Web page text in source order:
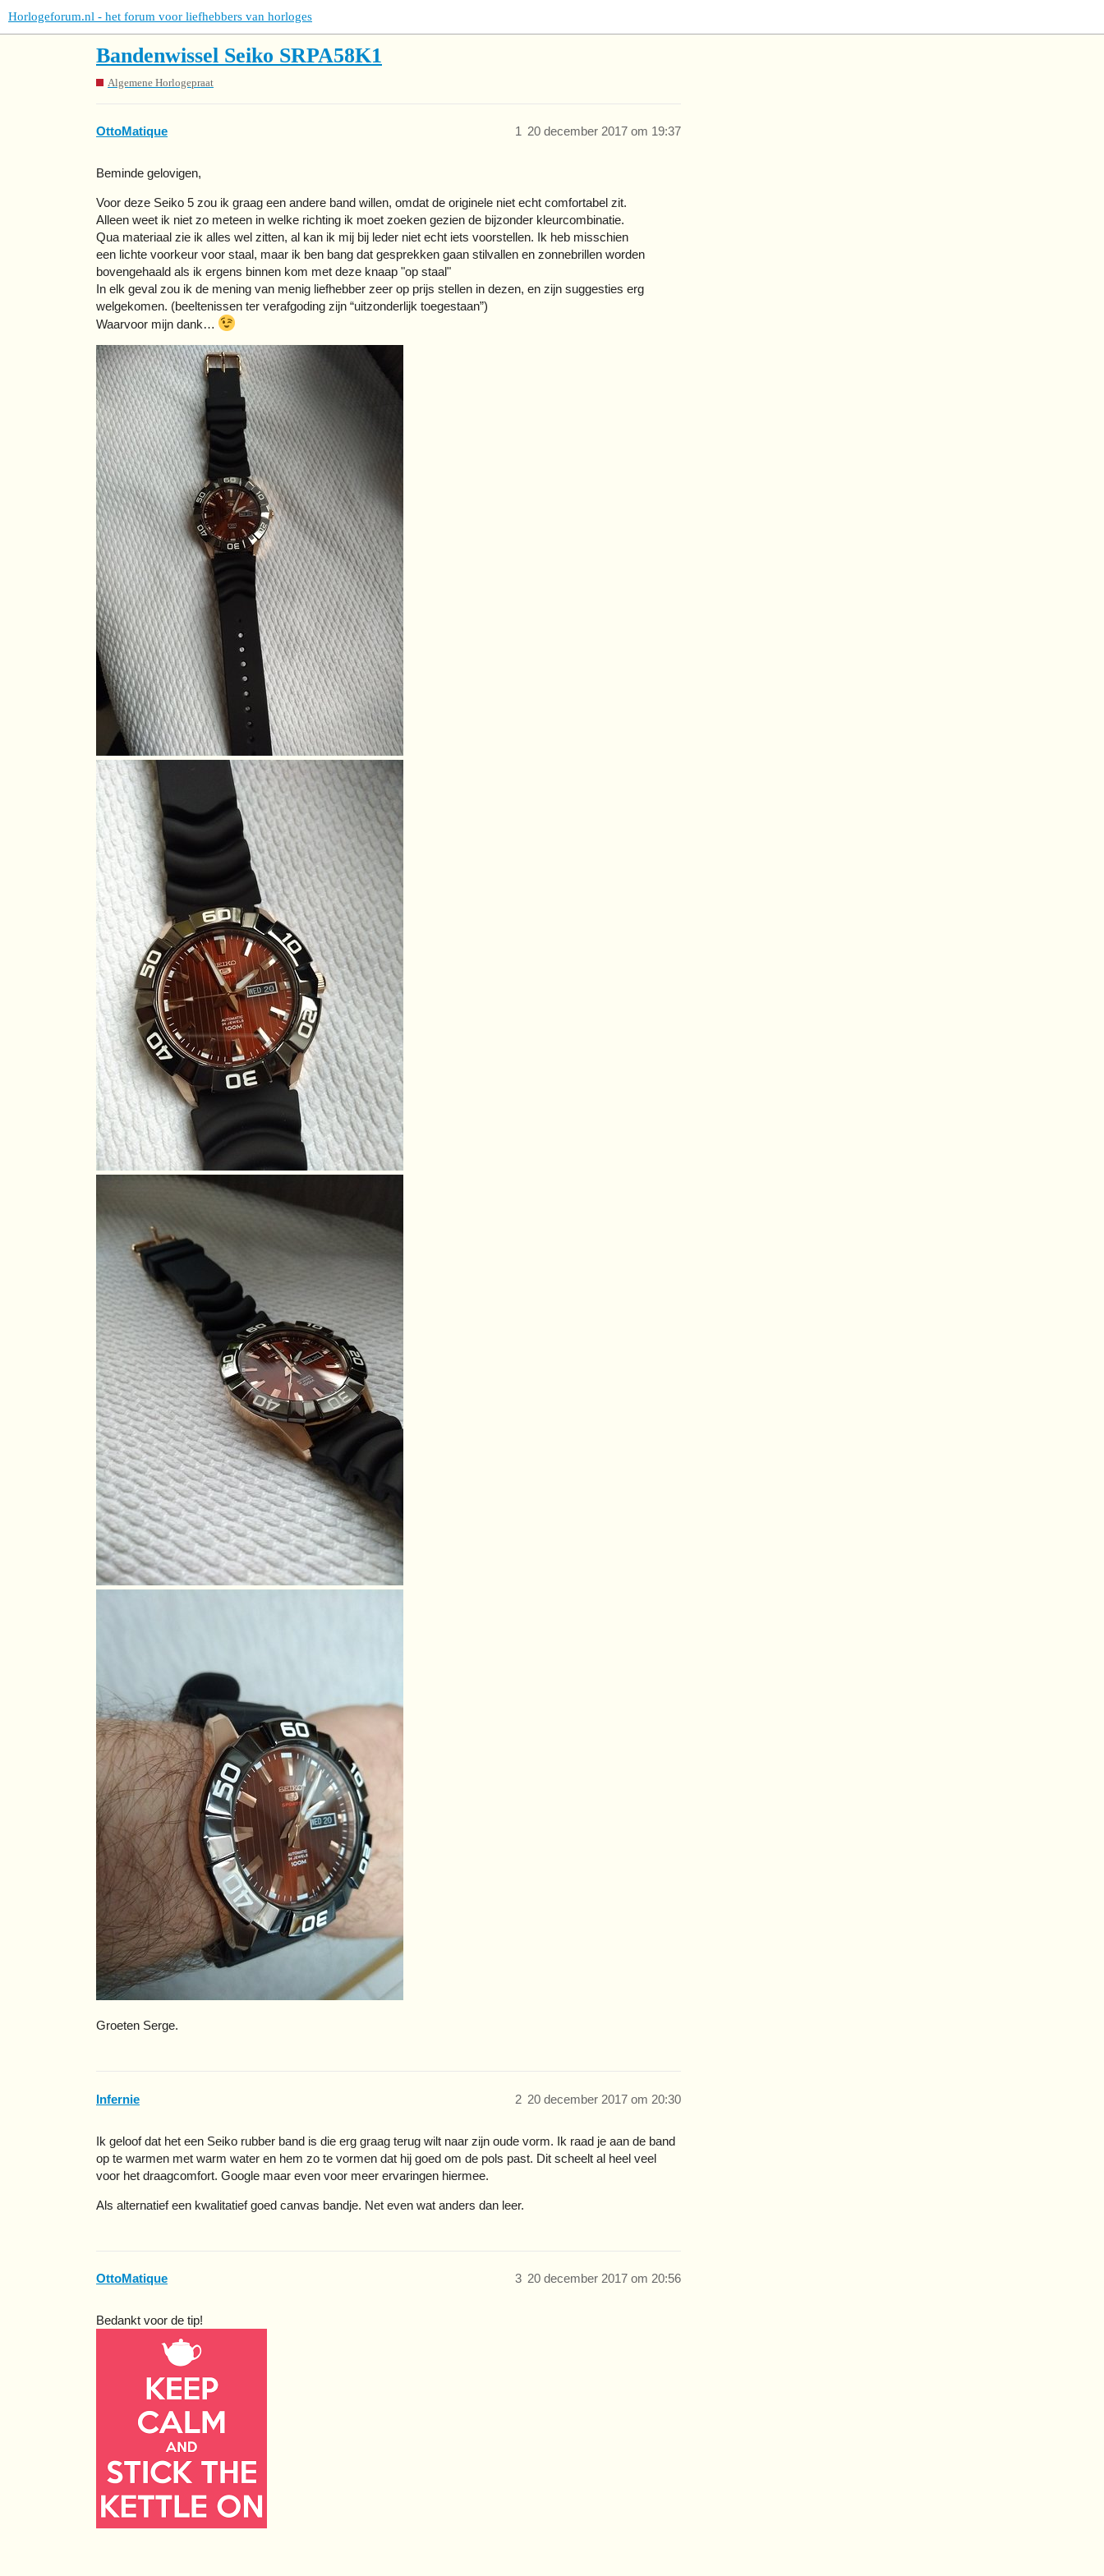
Horlogeforum.nl - het forum voor liefhebbers van horloges
Bandenwissel Seiko SRPA58K1
Algemene Horlogepraat
OttoMatique 20 december 2017 om 19:37
1
Beminde gelovigen,
Voor deze Seiko 5 zou ik graag een andere band willen, omdat de originele niet echt comfortabel zit.
Alleen weet ik niet zo meteen in welke richting ik moet zoeken gezien de bijzonder kleurcombinatie.
Qua materiaal zie ik alles wel zitten, al kan ik mij bij leder niet echt iets voorstellen. Ik heb misschien
een lichte voorkeur voor staal, maar ik ben bang dat gesprekken gaan stilvallen en zonnebrillen worden
bovengehaald als ik ergens binnen kom met deze knaap "op staal"
In elk geval zou ik de mening van menig liefhebber zeer op prijs stellen in dezen, en zijn suggesties erg
welgekomen. (beeltenissen ter verafgoding zijn “uitzonderlijk toegestaan”)
Waarvoor mijn dank…
Groeten Serge.
Infernie 20 december 2017 om 20:30
2
Ik geloof dat het een Seiko rubber band is die erg graag terug wilt naar zijn oude vorm. Ik raad je aan de band
op te warmen met warm water en hem zo te vormen dat hij goed om de pols past. Dit scheelt al heel veel
voor het draagcomfort. Google maar even voor meer ervaringen hiermee.
Als alternatief een kwalitatief goed canvas bandje. Net even wat anders dan leer.
OttoMatique 20 december 2017 om 20:56
3
Bedankt voor de tip!